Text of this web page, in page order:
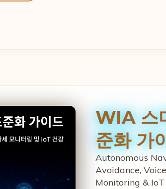
WIA 스
준화 가
Autonomous
Avoidance,
Monitoring &